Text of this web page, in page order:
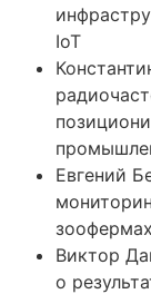
IoT
Евгений
зоофермах
Виктор
о